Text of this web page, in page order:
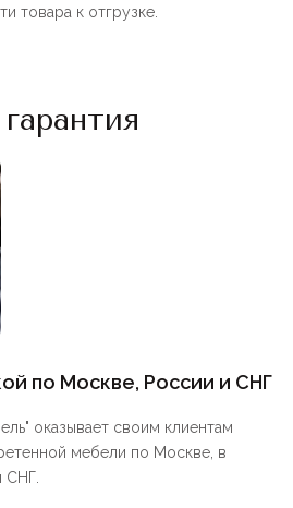
товара к отгрузке.
по Москве, России и СНГ
" оказывает своим клиентам
мебели по Москве, в
СНГ.